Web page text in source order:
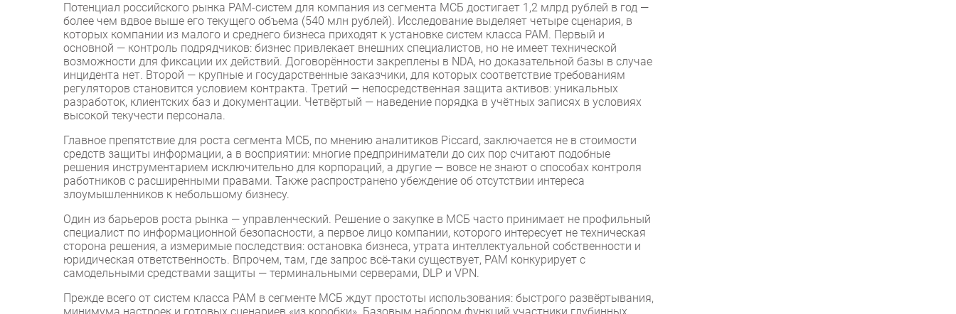
Потенциал российского рынка PAM-систем для компания из сегмента МСБ достигает 1,2 млрд рублей в год —
более чем вдвое выше его текущего объема (540 млн рублей). Исследование выделяет четыре сценария, в
которых компании из малого и среднего бизнеса приходят к установке систем класса PAM. Первый и
основной — контроль подрядчиков: бизнес привлекает внешних специалистов, но не имеет технической
возможности для фиксации их действий. Договорённости закреплены в NDA, но доказательной базы в случае
инцидента нет. Второй — крупные и государственные заказчики, для которых соответствие требованиям
регуляторов становится условием контракта. Третий — непосредственная защита активов: уникальных
разработок, клиентских баз и документации. Четвёртый — наведение порядка в учётных записях в условиях
высокой текучести персонала.
Главное препятствие для роста сегмента МСБ, по мнению аналитиков Piccard, заключается не в стоимости
средств защиты информации, а в восприятии: многие предприниматели до сих пор считают подобные
решения инструментарием исключительно для корпораций, а другие — вовсе не знают о способах контроля
работников с расширенными правами. Также распространено убеждение об отсутствии интереса
злоумышленников к небольшому бизнесу.
Один из барьеров роста рынка — управленческий. Решение о закупке в МСБ часто принимает не профильный
специалист по информационной безопасности, а первое лицо компании, которого интересует не техническая
сторона решения, а измеримые последствия: остановка бизнеса, утрата интеллектуальной собственности и
юридическая ответственность. Впрочем, там, где запрос всё-таки существует, PAM конкурирует с
самодельными средствами защиты — терминальными серверами, DLP и VPN.
Прежде всего от систем класса PAM в сегменте МСБ ждут простоты использования: быстрого развёртывания,